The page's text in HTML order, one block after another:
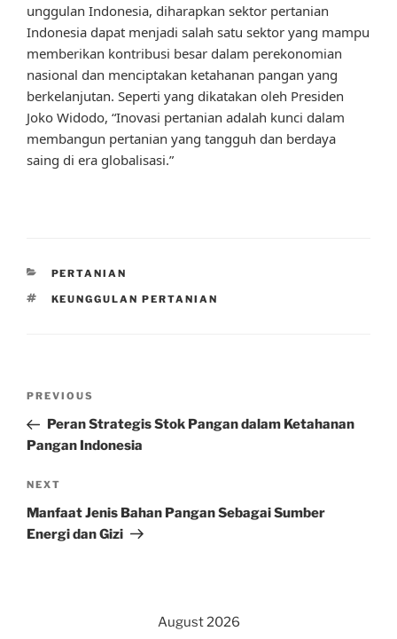
unggulan Indonesia, diharapkan sektor pertanian
Indonesia dapat menjadi salah satu sektor yang mampu
memberikan kontribusi besar dalam perekonomian
nasional dan menciptakan ketahanan pangan yang
berkelanjutan. Seperti yang dikatakan oleh Presiden
Joko Widodo, “Inovasi pertanian adalah kunci dalam
membangun pertanian yang tangguh dan berdaya
saing di era globalisasi.”
CATEGORIES
PERTANIAN
TAGS
KEUNGGULAN PERTANIAN
Previous
Post
PREVIOUS
Peran Strategis Stok Pangan dalam Ketahanan
Pangan Indonesia
Next
Post
NEXT
Manfaat Jenis Bahan Pangan Sebagai Sumber
Energi dan Gizi
August 2026